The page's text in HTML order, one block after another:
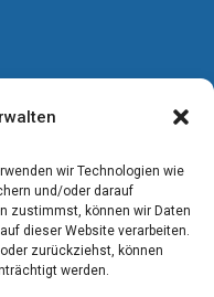
wir Technologien wie
und/oder darauf
zustimmst, können wir Daten
dieser Website verarbeiten.
zurückziehst, können
werden.